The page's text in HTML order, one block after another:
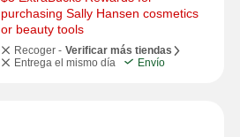
purchasing Sally Hansen cosmetics
or beauty tools
Recoger - Verificar más tiendas
Entrega el mismo día
Envío